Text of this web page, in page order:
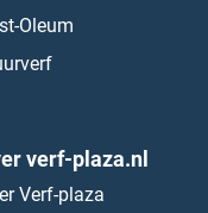
Oleum
verf-plaza.nl
Verf-plaza